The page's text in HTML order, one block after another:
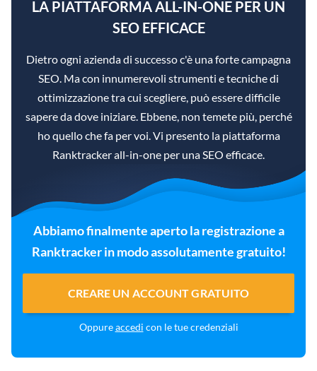
LA PIATTAFORMA ALL-IN-ONE PER UN
SEO EFFICACE
Dietro ogni azienda di successo c'è una forte campagna
SEO. Ma con innumerevoli strumenti e tecniche di
ottimizzazione tra cui scegliere, può essere difficile
sapere da dove iniziare. Ebbene, non temete più, perché
ho quello che fa per voi. Vi presento la piattaforma
Ranktracker all-in-one per una SEO efficace.
Abbiamo finalmente aperto la registrazione a
Ranktracker in modo assolutamente gratuito!
CREARE UN ACCOUNT GRATUITO
Oppureaccedi con le tue credenziali